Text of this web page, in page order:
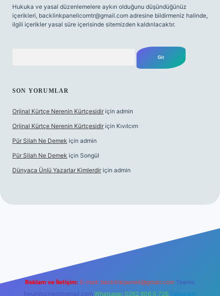
Hukuka ve yasal düzenlemelere aykırı olduğunu düşündüğünüz
içerikleri, backlinkpanelicomtr@gmail.com adresine bildirmeniz halinde,
ilgili içerikler yasal süre içerisinde sitemizden kaldırılacaktır.
SON YORUMLAR
Orjinal Kürtçe Nerenin Kürtçesidir için admin
Orjinal Kürtçe Nerenin Kürtçesidir için Kıvılcım
Pür Silah Ne Demek için admin
Pür Silah Ne Demek için Songül
Dünyaca Ünlü Yazarlar Kimlerdir için admin
Reklam ve İletişim: E-mail: backlinkpaneli@gmail.com Teams:
forumhizmeti@gmail.com Whatsapp: 0262 606 0 726 Telegram: